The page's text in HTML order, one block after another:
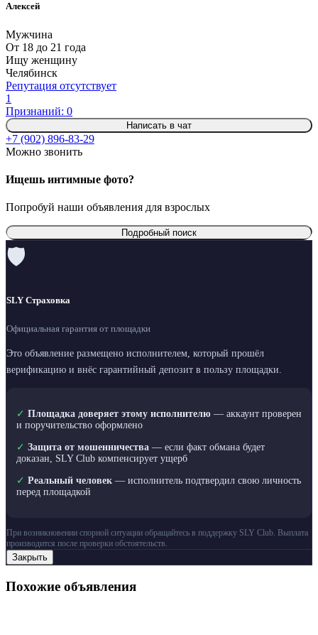
Алексей
Мужчина
От 18 до 21 года
Ищу женщину
Челябинск
Репутация отсутствует
1
Признаний: 0
Написать в чат
+7 (902) 896-83-29
Можно звонить
Ищешь интимные фото?
Попробуй наши объявления для взрослых
Подробный поиск
🛡
SLY Страховка
Официальная гарантия от площадки
Это объявление размещено исполнителем, который прошёл
верификацию и внёс гарантийный депозит в пользу площадки.
✓ Площадка доверяет этому исполнителю — аккаунт проверен
и поручительство оформлено
✓ Защита от мошенничества — если факт обмана будет
доказан, SLY Club компенсирует ущерб
✓ Реальный человек — исполнитель подтвердил свою личность
перед площадкой
При возникновении спорной ситуации обращайтесь в поддержку SLY Club. Выплата
производится после проверки обстоятельств.
Закрыть
Похожие объявления